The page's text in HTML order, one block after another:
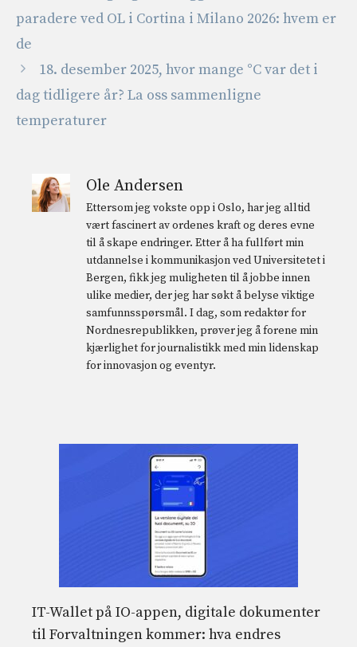
paradere ved OL i Cortina i Milano 2026: hvem er
de
18. desember 2025, hvor mange °C var det i
dag tidligere år? La oss sammenligne
temperaturer
Ole Andersen
Ettersom jeg vokste opp i Oslo, har jeg alltid
vært fascinert av ordenes kraft og deres evne
til å skape endringer. Etter å ha fullført min
utdannelse i kommunikasjon ved Universitetet i
Bergen, fikk jeg muligheten til å jobbe innen
ulike medier, der jeg har søkt å belyse viktige
samfunnsspørsmål. I dag, som redaktør for
Nordnesrepublikken, prøver jeg å forene min
kjærlighet for journalistikk med min lidenskap
for innovasjon og eventyr.
IT-Wallet på IO-appen, digitale dokumenter
til Forvaltningen kommer: hva endres